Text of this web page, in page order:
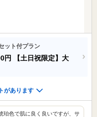
ット付プラン
円
【土日祝限定】大
があります
珀色で肌に良く良いですが、サ